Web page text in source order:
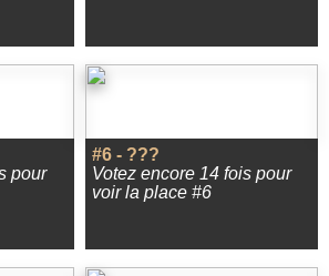
pour
#6 - ???
Votez encore 14 fois pour
voir la place #6